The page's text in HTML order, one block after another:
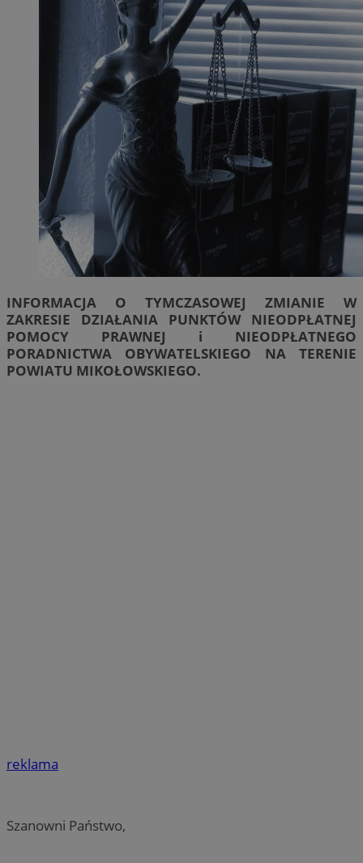
INFORMACJA O TYMCZASOWEJ ZMIANIE W
ZAKRESIE DZIAŁANIA PUNKTÓW NIEODPŁATNEJ
POMOCY PRAWNEJ i NIEODPŁATNEGO
PORADNICTWA OBYWATELSKIEGO NA TERENIE
POWIATU MIKOŁOWSKIEGO.
reklama
Szanowni Państwo,